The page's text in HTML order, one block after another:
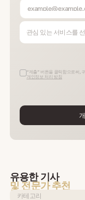
관심 있는 서비스를
“제출” 버튼을 클릭함으로써,
개인정보 처리 방침
유용한 기사
및 전문가 추천
카테고리